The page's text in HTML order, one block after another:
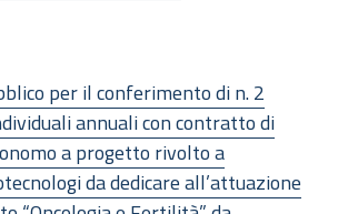
per il conferimento di n. 2
annuali con contratto di
a progetto rivolto a
da dedicare all’attuazione